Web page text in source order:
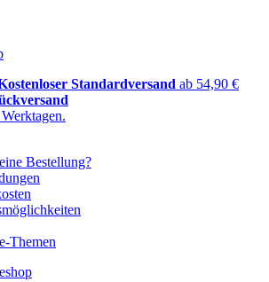
Standardversand ab 54,90 €
Bestellung?
Themen